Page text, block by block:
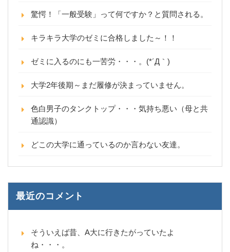
驚愕！「一般受験」って何ですか？と質問される。
キラキラ大学のゼミに合格しました～！！
ゼミに入るのにも一苦労・・・。(*´Д｀)
大学2年後期～まだ履修が決まっていません。
色白男子のタンクトップ・・・気持ち悪い（母と共
通認識）
どこの大学に通っているのか言わない友達。
最近のコメント
そういえば昔、A大に行きたがっていたよ
ね・・・。